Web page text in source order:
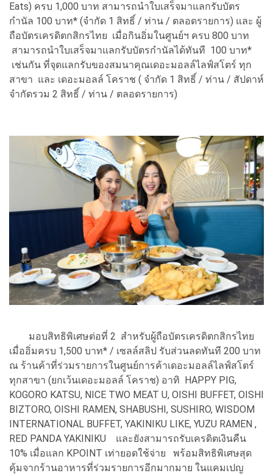
Eats) ครบ 1,000 บาท สามารถนำใบเสร็จมาแลกรับบัตร
กำนัล 100 บาท* (จำกัด 1 สิทธิ์ / ท่าน / ตลอดรายการ) และ ผู้
ถือบัตรเครดิตกสิกรไทย เมื่อกินอิ่มในศูนย์ฯ ครบ 800 บาท
สามารถนำใบเสร็จมาแลกรับบัตรกำนัลได้ทันที 100 บาท*
เช่นกัน ที่จุดแลกรับของสมนาคุณเดอะมอลล์ไลฟ์สโตร์ ทุก
สาขา และ เดอะมอลล์ โคราช ( จำกัด 1 สิทธิ์ / ท่าน / สัปดาห์
จำกัดรวม 2 สิทธิ์ / ท่าน / ตลอดรายการ)
มอบสิทธิพิเศษต่อที่ 2 สำหรับผู้ถือบัตรเครดิตกสิกรไทย
เมื่ออิ่มครบ 1,500 บาท* / เซลล์สลิป รับส่วนลดทันที 200 บาท
ณ ร้านค้าที่ร่วมรายการในศูนย์การค้าเดอะมอลล์ไลฟ์สโตร์
ทุกสาขา (ยกเว้นเดอะมอลล์ โคราช) อาทิ HAPPY PIG,
KOGORO KATSU, NICE TWO MEAT U, OISHI BUFFET, OISHI
BIZTORO, OISHI RAMEN, SHABUSHI, SUSHIRO, WISDOM
INTERNATIONAL BUFFET, YAKINIKU LIKE, YUZU RAMEN ,
RED PANDA YAKINIKU และยังสามารถรับเครดิตเงินคืน
10% เมื่อแลก KPOINT เท่ายอดใช้จ่าย พร้อมสิทธิพิเศษสุด
คุ้มจากร้านอาหารที่ร่วมรายการอีกมากมาย ในแคมเปญ